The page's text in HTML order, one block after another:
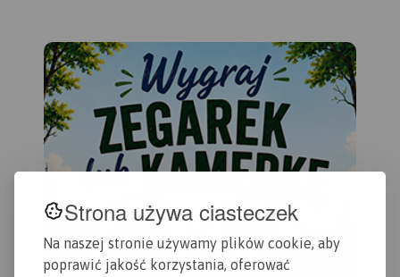
Strona używa ciasteczek
Na naszej stronie używamy plików cookie, aby
poprawić jakość korzystania, oferować